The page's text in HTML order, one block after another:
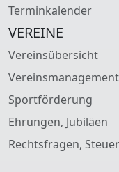
Terminkalender
VEREINE
Vereinsübersicht
Vereinsmanagement
Sportförderung
Ehrungen, Jubiläen
Rechtsfragen,